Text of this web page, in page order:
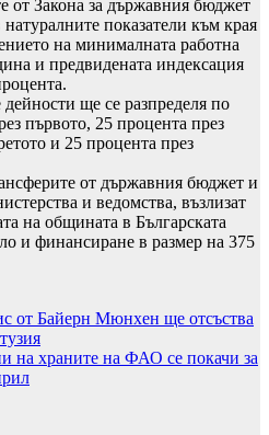
от Закона за държавния бюджет
показатели към края
на минималната работна
и предвидената индексация
ще се разпределя по
първото, 25 процента през
и 25 процента през
от държавния бюджет и
и ведомства, възлизат
на общината в Българската
и финансиране в размер на 375
от Байерн Мюнхен ще отсъства
на храните на ФАО се покачи за